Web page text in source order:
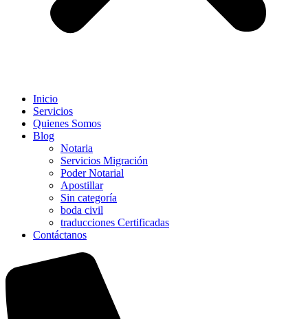
Inicio
Servicios
Quienes Somos
Blog
Notaria
Servicios Migración
Poder Notarial
Apostillar
Sin categoría
boda civil
traducciones Certificadas
Contáctanos